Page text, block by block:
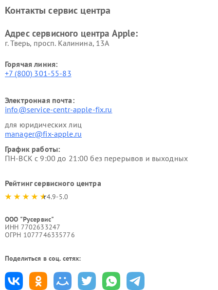
Контакты сервис центра
Адрес сервисного центра Apple:
г. Тверь, просп. Калинина, 13А
Горячая линия:
+7 (800) 301-55-83
Электронная почта:
info@service-centr-apple-fix.ru
для юридических лиц
manager@fix-apple.ru
График работы:
ПН-ВСК с 9:00 до 21:00 без перерывов и выходных
Рейтинг сервисного центра
4.9-5.0
ООО "Русервис"
ИНН 7702633247
ОГРН 1077746335776
Поделиться в соц. сетях: